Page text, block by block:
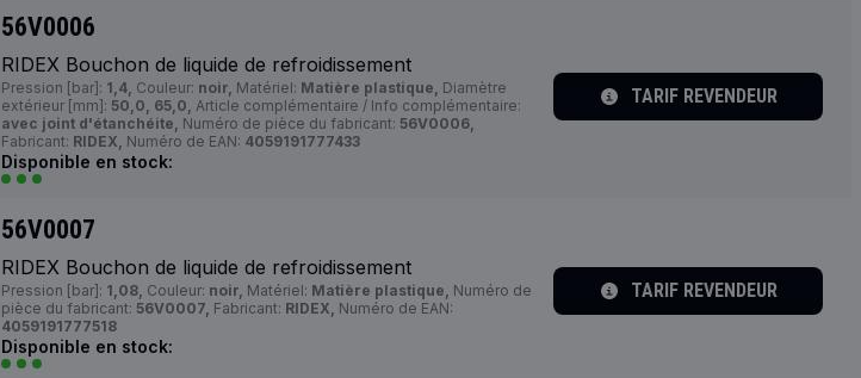
56V0006
RIDEX Bouchon de liquide de refroidissement
Pression [bar]: 1,4, Couleur: noir, Matériel: Matière plastique, Diamètre
extérieur [mm]: 50,0, 65,0, Article complémentaire / Info complémentaire:
avec joint d'étanchéite, Numéro de pièce du fabricant: 56V0006,
Fabricant: RIDEX, Numéro de EAN: 4059191777433
Disponible en stock:
TARIF REVENDEUR
56V0007
RIDEX Bouchon de liquide de refroidissement
Pression [bar]: 1,08, Couleur: noir, Matériel: Matière plastique, Numéro de
pièce du fabricant: 56V0007, Fabricant: RIDEX, Numéro de EAN:
4059191777518
Disponible en stock:
TARIF REVENDEUR